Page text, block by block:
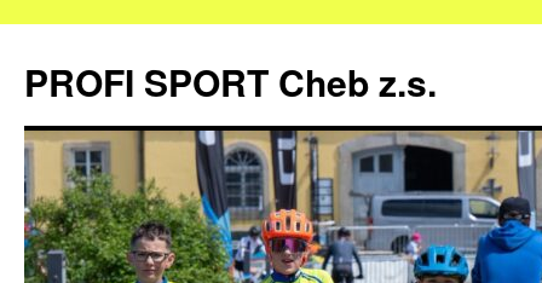
obsahu
webu
PROFI SPORT Cheb z.s.